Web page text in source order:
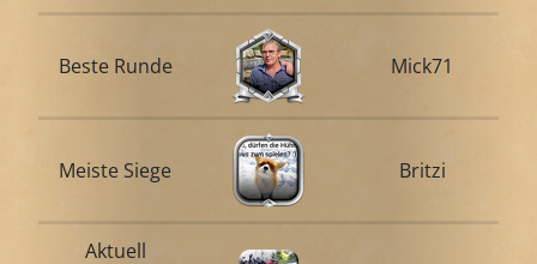
Beste Runde Mick71
Meiste Siege Britzi
Aktuell